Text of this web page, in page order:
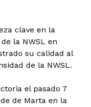
clave en la
la NWSL en
su calidad al
de la NWSL.
el pasado 7
de Marta en la